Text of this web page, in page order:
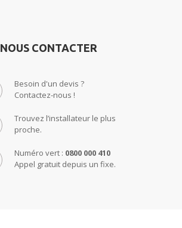
NOUS CONTACTER
Besoin d'un devis ?
Contactez-nous !
Trouvez l’installateur le plus
proche.
Numéro vert : 0800 000 410
Appel gratuit depuis un fixe.